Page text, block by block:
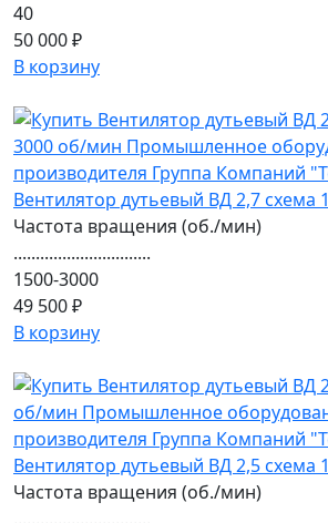
40
50 000 ₽
В корзину
Вентилятор дутьевый ВД 2,7 схема 1
Частота вращения (об./мин)
...............................
1500-3000
49 500 ₽
В корзину
Вентилятор дутьевый ВД 2,5 схема 1
Частота вращения (об./мин)